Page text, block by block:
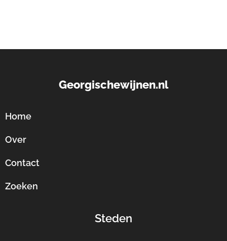
Georgischewijnen.nl
Home
Over
Contact
Zoeken
Steden